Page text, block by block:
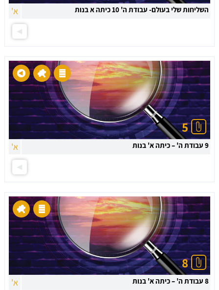
השליחות שלי בעולם- עבודת ה' 10 כיתה א בנות א'
5
9 עבודת ה' – כיתה א' בנות א'
8
8 עבודת ה' – כיתה א' בנות א'